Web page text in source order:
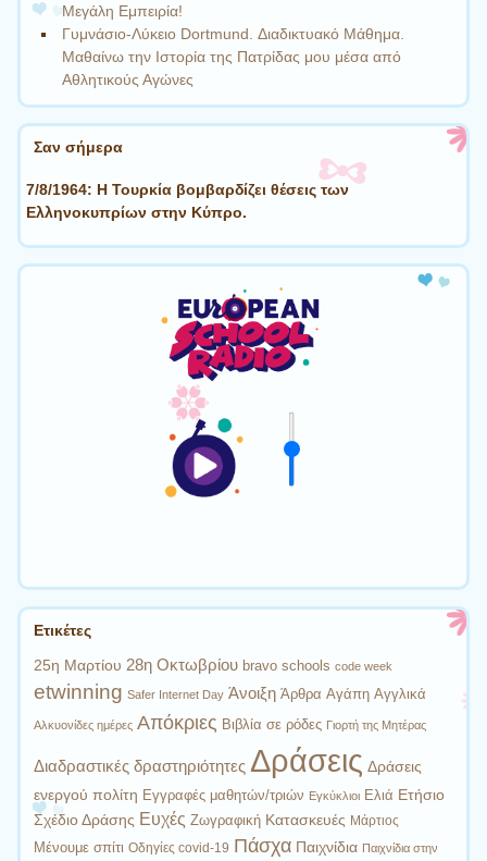
Μεγάλη Εμπειρία!
Γυμνάσιο-Λύκειο Dortmund. Διαδικτυακό Μάθημα.
Μαθαίνω την Ιστορία της Πατρίδας μου μέσα από
Αθλητικούς Αγώνες
Σαν σήμερα
7/8/1964: Η Τουρκία βομβαρδίζει θέσεις των
Ελληνοκυπρίων στην Κύπρο.
Ετικέτες
25η Μαρτίου 28η Οκτωβρίου bravo schools code week
etwinning Safer Internet Day Άνοιξη Άρθρα Αγάπη Αγγλικά
Αλκυονίδες ημέρες Απόκριες Βιβλία σε ρόδες Γιορτή της Μητέρας
Διαδραστικές δραστηριότητες Δράσεις Δράσεις
ενεργού πολίτη Εγγραφές μαθητών/τριών Εγκύκλιοι Ελιά Ετήσιο
Σχέδιο Δράσης Ευχές Ζωγραφική Κατασκευές Μάρτιος
Μένουμε σπίτι Οδηγίες covid-19 Πάσχα Παιχνίδια Παιχνίδια στην